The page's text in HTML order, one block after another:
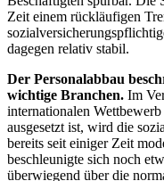
Zeit einem rückläufigen
dagegen relativ stabil.
Der Personalabbau
wichtige Branchen. Im
internationalen
ausgesetzt ist, wird die
bereits seit einiger Zeit
beschleunigte sich noch
überwiegend über die